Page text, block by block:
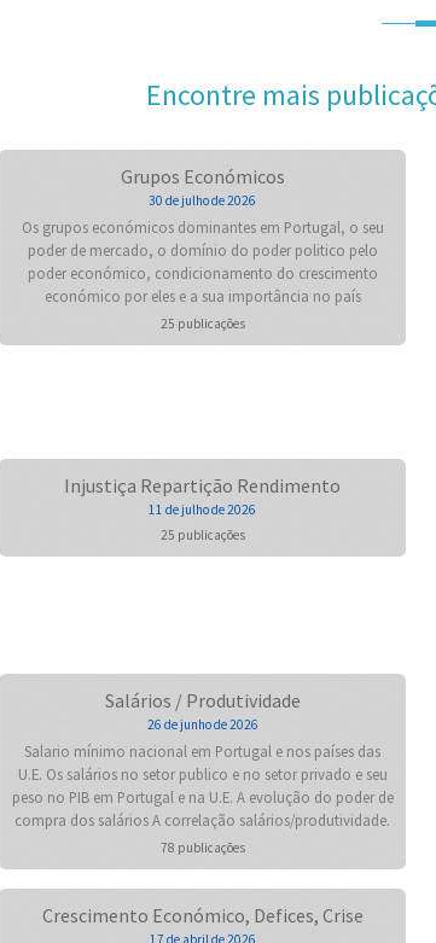
Encontre mais
Grupos Económicos
30 de julho de 2026
Os grupos económicos dominantes em Portugal, o seu
poder de mercado, o domínio do poder politico pelo
poder económico, condicionamento do crescimento
económico por eles e a sua importância no país
25 publicações
Injustiça Repartição Rendimento
11 de julho de 2026
25 publicações
Salários / Produtividade
26 de junho de 2026
Salario mínimo nacional em Portugal e nos países das
U.E. Os salários no setor publico e no setor privado e seu
peso no PIB em Portugal e na U.E. A evolução do poder de
compra dos salários A correlação salários/produtividade.
78 publicações
Crescimento Económico, Defices, Crise
17 de abril de 2026